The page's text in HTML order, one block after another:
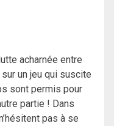
acharnée entre
un jeu qui suscite
sont permis pour
partie ! Dans
pas à se